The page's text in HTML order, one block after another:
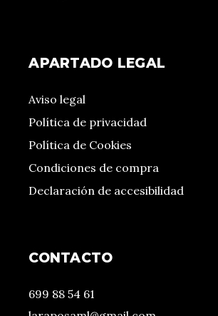
APARTADO LEGAL
Aviso legal
Política de privacidad
Política de Cookies
Condiciones de compra
Declaración de accesibilidad
CONTACTO
699 88 54 61